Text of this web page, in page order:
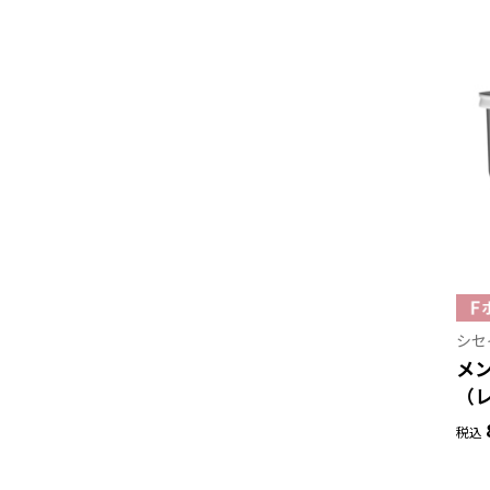
シ
メ
（
税込